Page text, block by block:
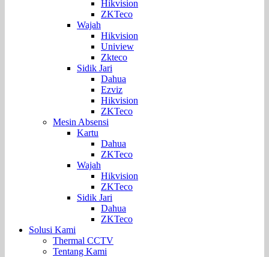
Hikvision
ZKTeco
Wajah
Hikvision
Uniview
Zkteco
Sidik Jari
Dahua
Ezviz
Hikvision
ZKTeco
Mesin Absensi
Kartu
Dahua
ZKTeco
Wajah
Hikvision
ZKTeco
Sidik Jari
Dahua
ZKTeco
Solusi Kami
Thermal CCTV
Tentang Kami